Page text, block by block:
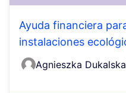
Ayuda financiera
instalaciones
Agnieszka Dukalska